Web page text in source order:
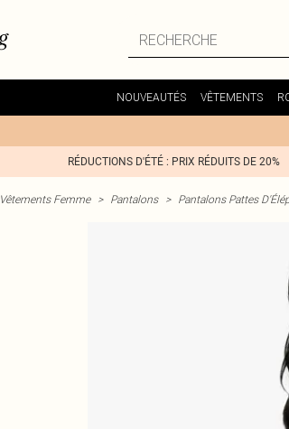
NOUVEAUTÉS VÊTEMENTS
RÉDUCTIONS D'ÉTÉ : PRIX RÉDUITS DE 20%
Vêtements Femme > Pantalons > Pantalons Pattes